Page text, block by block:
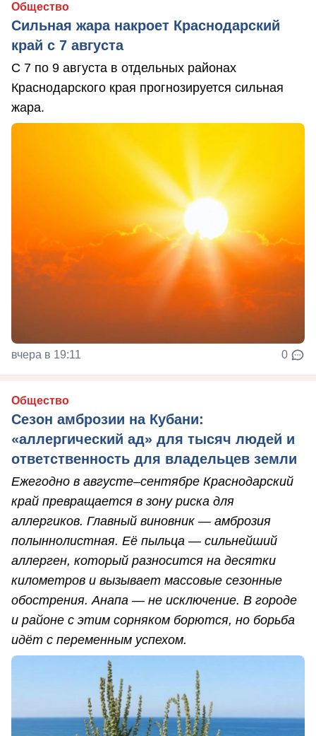
Общество
Сильная жара накроет Краснодарский
край с 7 августа
С 7 по 9 августа в отдельных районах
Краснодарского края прогнозируется сильная
жара.
вчера в 19:11 0
Общество
Сезон амброзии на Кубани:
«аллергический ад» для тысяч людей и
ответственность для владельцев земли
Ежегодно в августе–сентябре Краснодарский
край превращается в зону риска для
аллергиков. Главный виновник — амброзия
полыннолистная. Её пыльца — сильнейший
аллерген, который разносится на десятки
километров и вызывает массовые сезонные
обострения. Анапа — не исключение. В городе
и районе с этим сорняком борются, но борьба
идёт с переменным успехом.